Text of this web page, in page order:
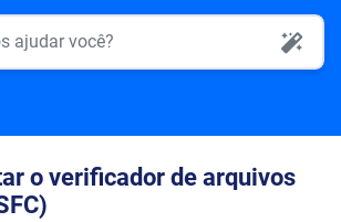
o verificador de arquivos